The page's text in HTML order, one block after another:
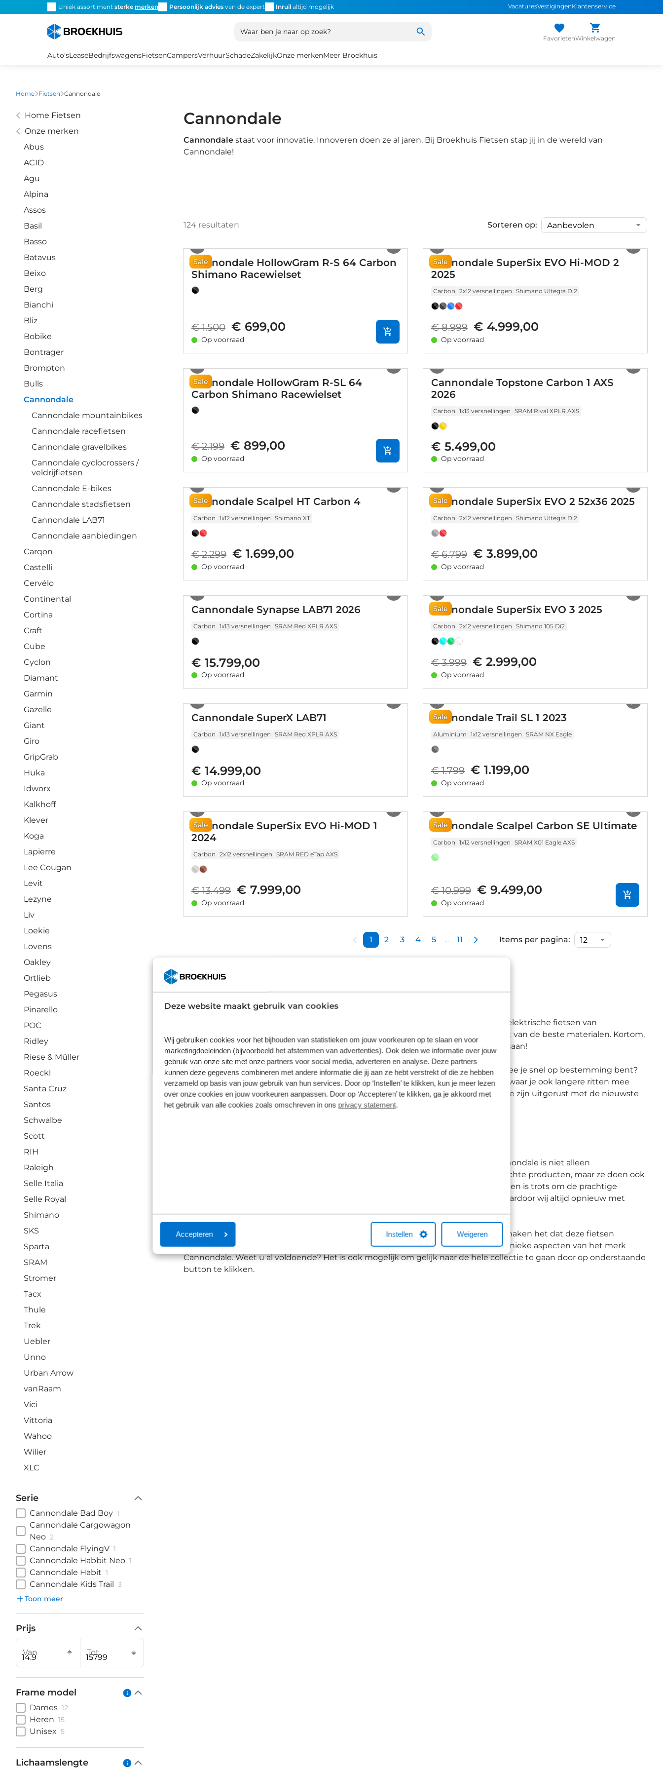
Deze website maakt gebruik van cookies
Wij gebruiken cookies voor het bijhouden van statistieken om jouw voorkeuren op te slaan en voor
marketingdoeleinden (bijvoorbeeld het afstemmen van advertenties). Ook delen we informatie over jouw
gebruik van onze site met onze partners voor social media, adverteren en analyse. Deze partners
kunnen deze gegevens combineren met andere informatie die jij aan ze hebt verstrekt of die ze hebben
verzameld op basis van jouw gebruik van hun services. Door op ‘Instellen’ te klikken, kun je meer lezen
over onze cookies en jouw voorkeuren aanpassen. Door op ‘Accepteren’ te klikken, ga je akkoord met
het gebruik van alle cookies zoals omschreven in ons privacy statement.
Accepteren Instellen Weigeren
Uniek assortiment sterke merken Persoonlijk advies van de expert Inruil altijd mogelijk merken Persoonlijk adviesvan de expert
VacaturesVestigingenKlantenservice
Waar ben je naar op zoek?
FavorietenWinkelwagen
Auto'sLeaseBedrijfswagensFietsenCampersVerhuurSchadeZakelijkOnze merkenMeer Broekhuis
Home Fietsen Cannondale
Home Fietsen
Onze merken
Abus
ACID
Agu
Alpina
Assos
Basil
Basso
Batavus
Beixo
Berg
Bianchi
Bliz
Bobike
Bontrager
Brompton
Bulls
Cannondale
Cannondale mountainbikes
Cannondale racefietsen
Cannondale gravelbikes
Cannondale cyclocrossers /
veldrijfietsen
Cannondale E-bikes
Cannondale stadsfietsen
Cannondale LAB71
Cannondale aanbiedingen
Carqon
Castelli
Cervélo
Continental
Cortina
Craft
Cube
Cyclon
Diamant
Garmin
Gazelle
Giant
Giro
GripGrab
Huka
Idworx
Kalkhoff
Klever
Koga
Lapierre
Lee Cougan
Levit
Lezyne
Liv
Loekie
Lovens
Oakley
Ortlieb
Pegasus
Pinarello
POC
Ridley
Riese & Müller
Roeckl
Santa Cruz
Santos
Schwalbe
Scott
RIH
Raleigh
Selle Italia
Selle Royal
Shimano
SKS
Sparta
SRAM
Stromer
Tacx
Thule
Trek
Uebler
Unno
Urban Arrow
vanRaam
Vici
Vittoria
Wahoo
Wilier
XLC
Serie
Cannondale Bad Boy 1
Cannondale Cargowagon
Neo 2
Cannondale FlyingV 1
Cannondale Habbit Neo 1
Cannondale Habit 1
Cannondale Kids Trail 3
Toon meer
Prijs
Van Tot
Frame model
Dames 12
Heren 15
Unisex 5
Lichaamslengte
Cannondale
Cannondalestaat voor innovatie. Innoveren doen ze al jaren. Bij Broekhuis Fietsen stap jij in de wereld van
Cannondale!
124resultaten Sorteren op:
Sale
Cannondale HollowGram R-S 64 Carbon
Shimano Racewielset
€ 1.500 € 699,00
Op voorraad
Sale
Cannondale SuperSix EVO Hi-MOD 2
2025
Carbon 2x12 versnellingen Shimano Ultegra Di2
€ 8.999 € 4.999,00
Op voorraad
Sale
Cannondale HollowGram R-SL 64
Carbon Shimano Racewielset
€ 2.199 € 899,00
Op voorraad
Cannondale Topstone Carbon 1 AXS
2026
Carbon 1x13 versnellingen SRAM Rival XPLR AXS
€ 5.499,00
Op voorraad
Sale
Cannondale Scalpel HT Carbon 4
Carbon 1x12 versnellingen Shimano XT
€ 2.299 € 1.699,00
Op voorraad
Sale
Cannondale SuperSix EVO 2 52x36 2025
Carbon 2x12 versnellingen Shimano Ultegra Di2
€ 6.799 € 3.899,00
Op voorraad
Cannondale Synapse LAB71 2026
Carbon 1x13 versnellingen SRAM Red XPLR AXS
€ 15.799,00
Op voorraad
Sale
Cannondale SuperSix EVO 3 2025
Carbon 2x12 versnellingen Shimano 105 Di2
€ 3.999 € 2.999,00
Op voorraad
Cannondale SuperX LAB71
Carbon 1x13 versnellingen SRAM Red XPLR AXS
€ 14.999,00
Op voorraad
Sale
Cannondale Trail SL 1 2023
Aluminium 1x12 versnellingen SRAM NX Eagle
€ 1.799 € 1.199,00
Op voorraad
Sale
Cannondale SuperSix EVO Hi-MOD 1
2024
Carbon 2x12 versnellingen SRAM RED eTap AXS
€ 13.499 € 7.999,00
Op voorraad
Sale
Cannondale Scalpel Carbon SE Ultimate
Carbon 1x12 versnellingen SRAM X01 Eagle AXS
€ 10.999 € 9.499,00
Op voorraad
1 2 3 4 5 ... 11 Items per pagina:
Cannondale fietsen
Met het merk Cannondale heeft Broekhuis Fietsen echt een top merk in huis. De elektrische fietsen van
Cannondale zijn zeer gebruiksvriendelijk, fantastisch om mee te rijden en gemaakt van de beste materialen. Kortom,
de fietsen van Cannondale zijn uiterst veelzijdig en een genot om mee op pad te gaan!
Cannondale heeft een fiets voor elk type fietser. Zoek je een sportieve fiets waarmee je snel op bestemming bent?
Dan is de Cannondale Tesoro of Canvas wellicht iets voor jou. Zoek je een stadfiets waar je ook langere ritten mee
kunt maken, dan raden wij de Cannondale Mavaro aan. Alle E-bikes van Cannondale zijn uitgerust met de nieuwste
technologieën en gemaakt voor puur rijplezier.
Cannondale heeft een gedreven groep mensen. En dat zijn ze altijd geweest. Cannondale is niet alleen
gepassioneerd over het bouwen van de beste, meest innovatieve en prestatiegerichte producten, maar ze doen ook
alles wat ze kunnen om de best mogelijke fietservaring te creëren. Broekhuis Fietsen is trots om de prachtige
collectie te mogen voeren. Ieder jaar weet dit merk zichzelf weer te overtreffen, waardoor wij altijd opnieuw met
Cannondale streeft continu naar vooruitang. Verbeteringen in de kleinste details maken het dat deze fietsen
fabrikant tot de beste ter wereld behoort. Lees en bekijk hieronder meer over de unieke aspecten van het merk
Cannondale. Weet u al voldoende? Het is ook mogelijk om gelijk naar de hele collectie te gaan door op onderstaande
button te klikken.